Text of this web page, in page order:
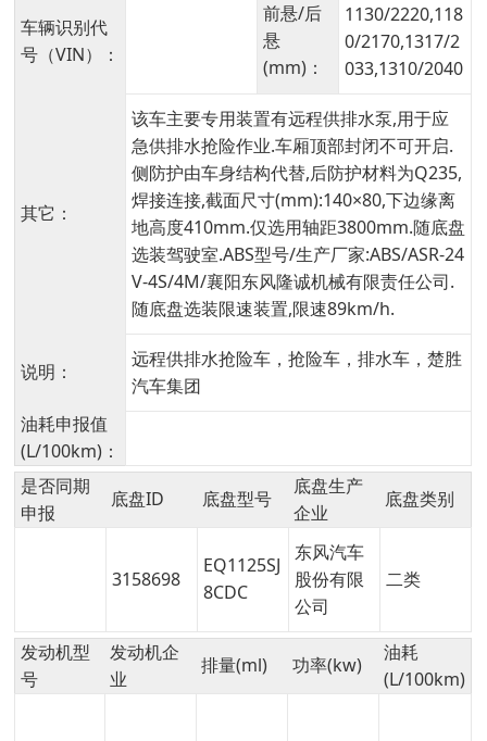
车辆识别代
号（VIN）：
前悬/后
悬
(mm)：
1130/2220,118
0/2170,1317/2
033,1310/2040
其它：
该车主要专用装置有远程供排水泵,用于应
急供排水抢险作业.车厢顶部封闭不可开启.
侧防护由车身结构代替,后防护材料为Q235,
焊接连接,截面尺寸(mm):140×80,下边缘离
地高度410mm.仅选用轴距3800mm.随底盘
选装驾驶室.ABS型号/生产厂家:ABS/ASR-24
V-4S/4M/襄阳东风隆诚机械有限责任公司.
随底盘选装限速装置,限速89km/h.
说明：
远程供排水抢险车，抢险车，排水车，楚胜
汽车集团
油耗申报值
(L/100km)：
是否同期
申报
底盘ID 底盘型号
底盘生产
企业
底盘类别
3158698
EQ1125SJ
8CDC
东风汽车
股份有限
公司
二类
发动机型
号
发动机企
业
排量(ml) 功率(kw)
油耗
(L/100km)